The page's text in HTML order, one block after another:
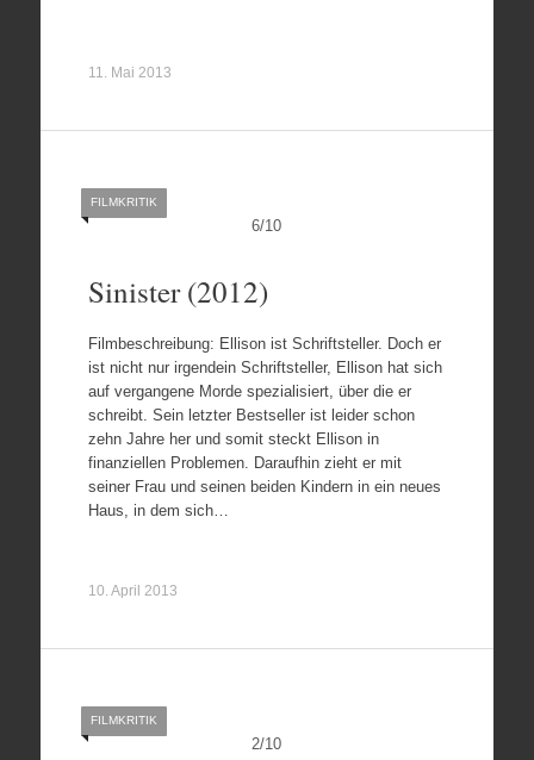
11. Mai 2013
6/10
FILMKRITIK
Sinister (2012)
Filmbeschreibung: Ellison ist Schriftsteller. Doch er
ist nicht nur irgendein Schriftsteller, Ellison hat sich
auf vergangene Morde spezialisiert, über die er
schreibt. Sein letzter Bestseller ist leider schon
zehn Jahre her und somit steckt Ellison in
finanziellen Problemen. Daraufhin zieht er mit
seiner Frau und seinen beiden Kindern in ein neues
Haus, in dem sich…
10. April 2013
2/10
FILMKRITIK